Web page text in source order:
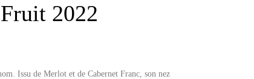
2022
Issu de Merlot et de Cabernet Franc, son nez